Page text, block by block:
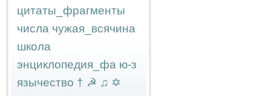
цитаты_фрагменты
числа чужая_всячина
школа
энциклопедия_фа ю-з
язычество † ☭ ♫ ✡